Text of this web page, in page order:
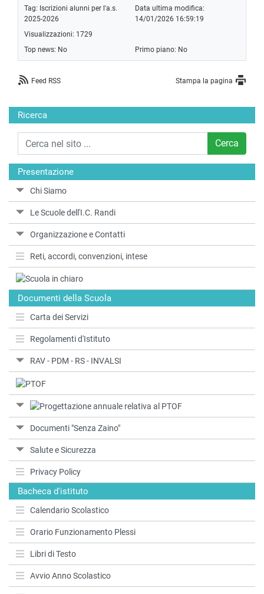
Ricerca
Cerca
Presentazione
Chi Siamo
Le Scuole dell'I.C. Randi
Organizzazione e Contatti
Reti, accordi, convenzioni, intese
Documenti della Scuola
Carta dei Servizi
Regolamenti d'Istituto
RAV - PDM - RS - INVALSI
Documenti "Senza Zaino"
Salute e Sicurezza
Privacy Policy
Bacheca d'istituto
Calendario Scolastico
Orario Funzionamento Plessi
Libri di Testo
Avvio Anno Scolastico
Tag: Iscrizioni alunni per l'a.s.
2025-2026
Data ultima modifica:
14/01/2026 16:59:19
Visualizzazioni: 1729
Top news: No
Primo piano: No
Feed RSS Stampa la pagina